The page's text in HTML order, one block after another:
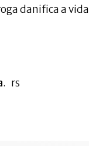
danifica a
. rs